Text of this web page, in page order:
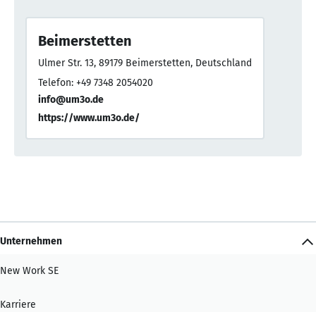
Beimerstetten
Ulmer Str. 13, 89179 Beimerstetten, Deutschland
Telefon: +49 7348 2054020
info@um3o.de
https://www.um3o.de/
Unternehmen
New Work SE
Karriere